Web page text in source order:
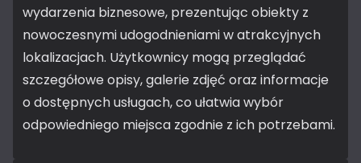
wydarzenia biznesowe, prezentując obiekty z
nowoczesnymi udogodnieniami w atrakcyjnych
lokalizacjach. Użytkownicy mogą przeglądać
szczegółowe opisy, galerie zdjęć oraz informacje
o dostępnych usługach, co ułatwia wybór
odpowiedniego miejsca zgodnie z ich potrzebami.